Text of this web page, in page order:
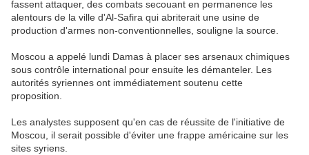
fassent attaquer, des combats secouant en permanence les
alentours de la ville d'Al-Safira qui abriterait une usine de
production d'armes non-conventionnelles, souligne la source.
Moscou a appelé lundi Damas à placer ses arsenaux chimiques
sous contrôle international pour ensuite les démanteler. Les
autorités syriennes ont immédiatement soutenu cette
proposition.
Les analystes supposent qu'en cas de réussite de l'initiative de
Moscou, il serait possible d'éviter une frappe américaine sur les
sites syriens.